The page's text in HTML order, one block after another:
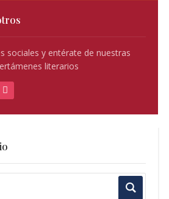
sociales y entérate de nuestras
literarios
instagram